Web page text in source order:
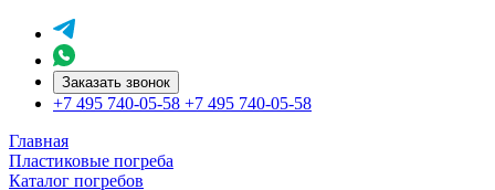
Заказать звонок
+7 495 740-05-58 +7 495 740-05-58
Главная
Пластиковые погреба
Каталог погребов